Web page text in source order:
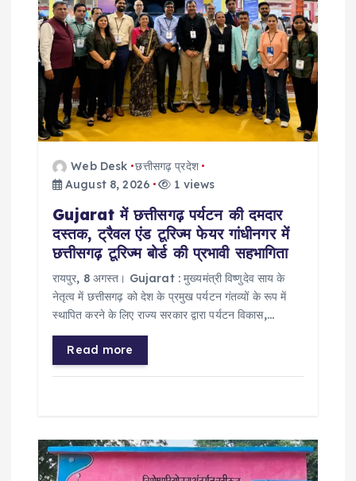
o
n
Web Desk छत्तीसगढ़ प्रदेश
August 8, 2026
1 views
Gujarat में छत्तीसगढ़ पर्यटन की दमदार
दस्तक, ट्रैवल एंड टूरिज्म फेयर गांधीनगर में
छत्तीसगढ़ टूरिज्म बोर्ड की प्रभावी सहभागिता
रायपुर, 8 अगस्त। Gujarat : मुख्यमंत्री विष्णुदेव साय के
नेतृत्व में छत्तीसगढ़ को देश के प्रमुख पर्यटन गंतव्यों के रूप में
स्थापित करने के लिए राज्य सरकार द्वारा पर्यटन विकास,…
Read more